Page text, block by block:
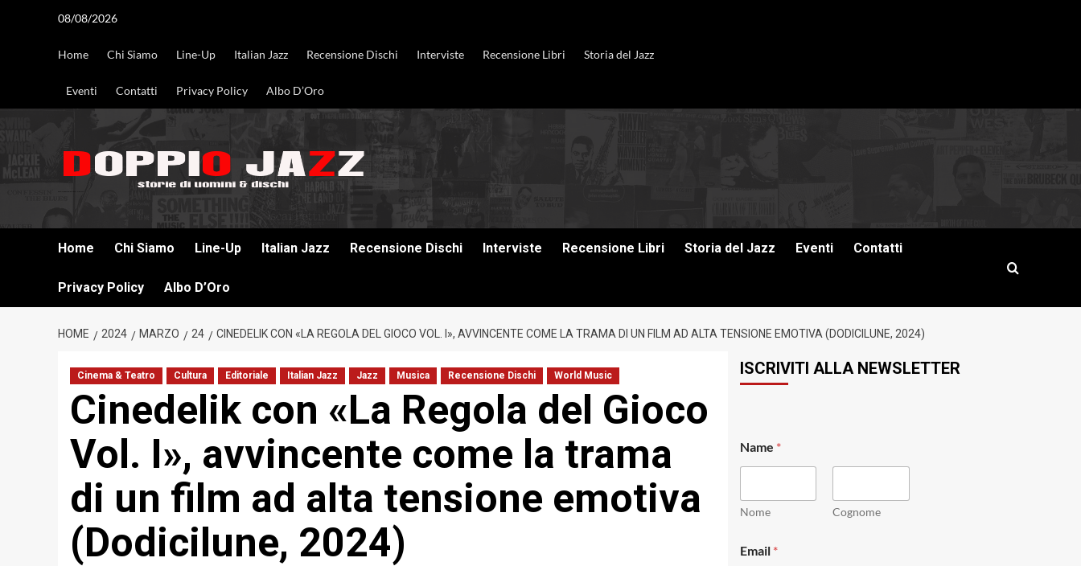
08/08/2026
Home Chi Siamo Line-Up Italian Jazz Recensione Dischi Interviste Recensione Libri Storia del Jazz
Eventi Contatti Privacy Policy Albo D’Oro
Home Chi Siamo Line-Up Italian Jazz Recensione Dischi Interviste Recensione Libri Storia del Jazz Eventi Contatti
Privacy Policy Albo D’Oro
HOME 2024 MARZO 24 CINEDELIK CON «LA REGOLA DEL GIOCO VOL. I», AVVINCENTE COME LA TRAMA DI UN FILM AD ALTA TENSIONE EMOTIVA (DODICILUNE, 2024)
Cinema & Teatro Cultura Editoriale Italian Jazz Jazz Musica Recensione Dischi World Music
Cinedelik con «La Regola del Gioco
Vol. I», avvincente come la trama
di un film ad alta tensione emotiva
(Dodicilune, 2024)
ISCRIVITI ALLA NEWSLETTER
a
m
*
E
i
Name *
Nome Cognome
Email *